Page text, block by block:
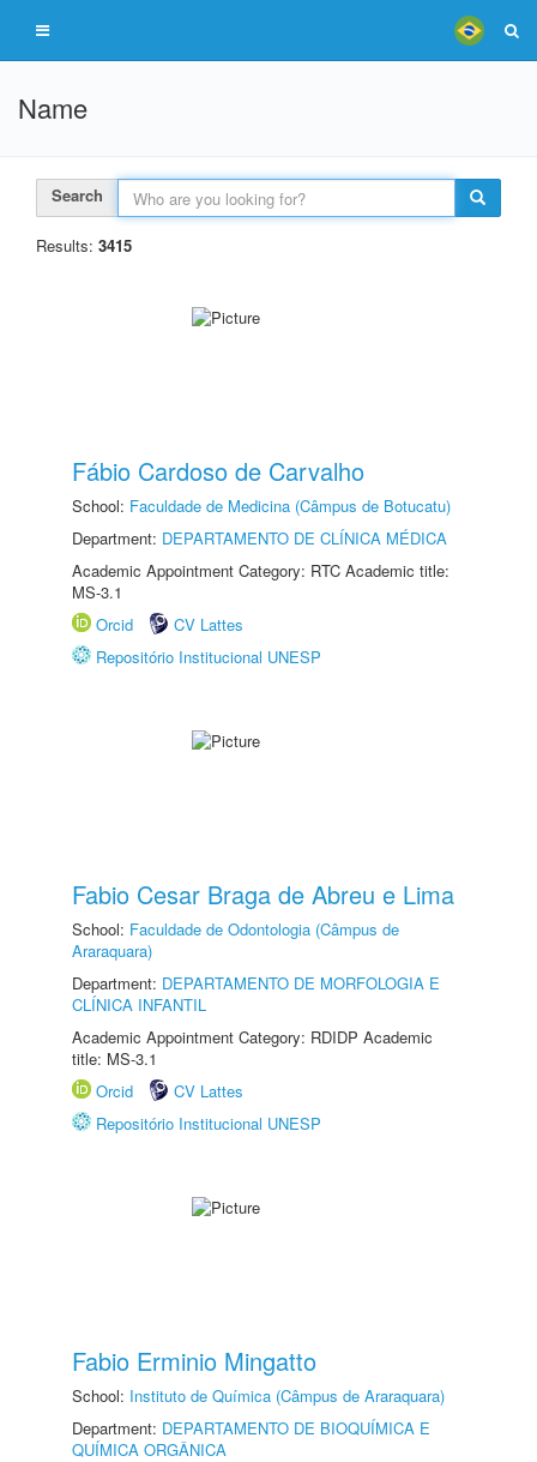
Name
Search
Results: 3415
Fábio Cardoso de Carvalho
School: Faculdade de Medicina (Câmpus de Botucatu)
Department: DEPARTAMENTO DE CLÍNICA MÉDICA
Academic Appointment Category: RTC Academic title:
MS-3.1
Orcid
CV Lattes
Repositório Institucional UNESP
Fabio Cesar Braga de Abreu e Lima
School: Faculdade de Odontologia (Câmpus de
Araraquara)
Department: DEPARTAMENTO DE MORFOLOGIA E
CLÍNICA INFANTIL
Academic Appointment Category: RDIDP Academic
title: MS-3.1
Orcid
CV Lattes
Repositório Institucional UNESP
Fabio Erminio Mingatto
School: Instituto de Química (Câmpus de Araraquara)
Department: DEPARTAMENTO DE BIOQUÍMICA E
QUÍMICA ORGÂNICA